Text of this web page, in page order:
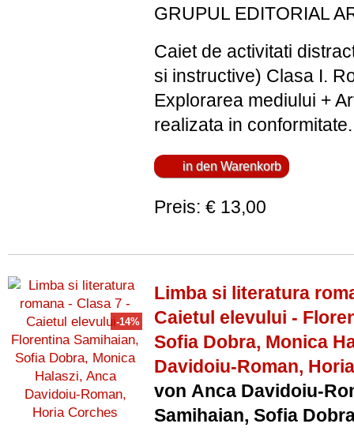
GRUPUL EDITORIAL
Caiet de activitati
si instructive) Clasa I.
Explorarea mediului +
realizata in
Preis: € 13,00
Limba si literatura
Caietul elevului -
Sofia Dobra, Monica
Davidoiu-Roman,
von Anca Davidoiu-
Samihaian, Sofia